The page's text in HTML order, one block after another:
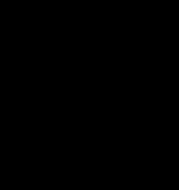
base em dados de